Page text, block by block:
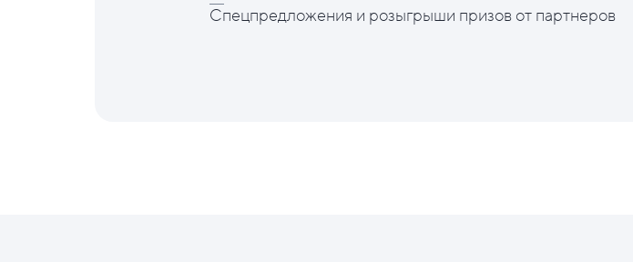
Спецпредложения и розыгрыши призов от партнеров